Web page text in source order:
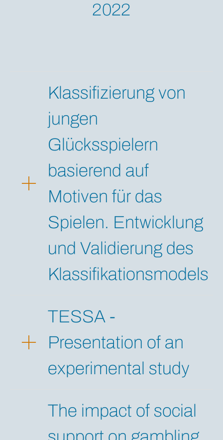
2022
Klassifizierung von
jungen
Glücksspielern
basierend auf
Motiven für das
Spielen. Entwicklung
und Validierung des
Klassifikationsmodels
TESSA -
Presentation of an
experimental study
The impact of social